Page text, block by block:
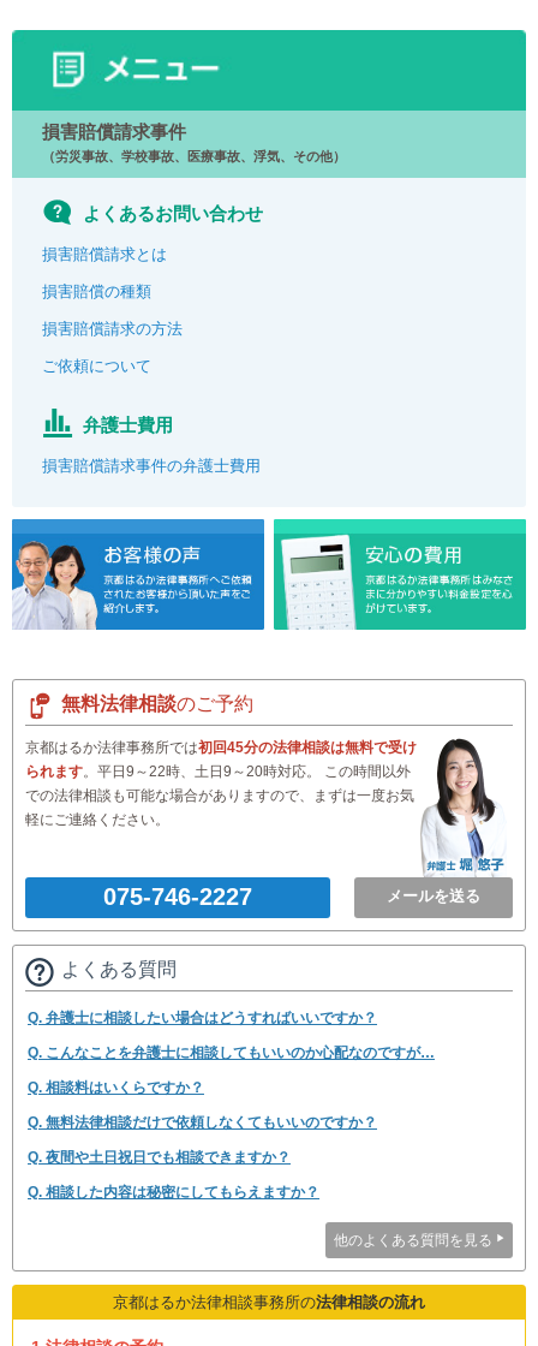
損害賠償請求事件
（労災事故、学校事故、医療事故、浮気、その他）
よくあるお問い合わせ
損害賠償請求とは
損害賠償の種類
損害賠償請求の方法
ご依頼について
弁護士費用
損害賠償請求事件の弁護士費用
無料法律相談のご予約
京都はるか法律事務所では初回45分の法律相談は無料で受け
られます。平日9～22時、土日9～20時対応。 この時間以外
での法律相談も可能な場合がありますので、まずは一度お気
軽にご連絡ください。
075-746-2227 メールを送る
よくある質問
Q. 弁護士に相談したい場合はどうすればいいですか？
Q. こんなことを弁護士に相談してもいいのか心配なのですが…
Q. 相談料はいくらですか？
Q. 無料法律相談だけで依頼しなくてもいいのですか？
Q. 夜間や土日祝日でも相談できますか？
Q. 相談した内容は秘密にしてもらえますか？
他のよくある質問を見る
京都はるか法律相談事務所の法律相談の流れ